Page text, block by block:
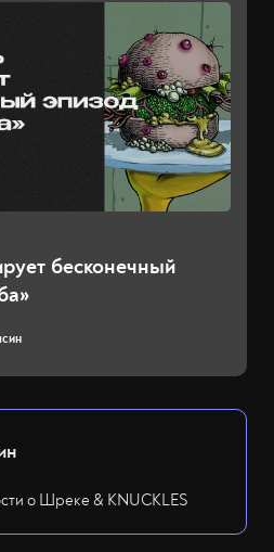
бесконечный
о Шреке & KNUCKLES